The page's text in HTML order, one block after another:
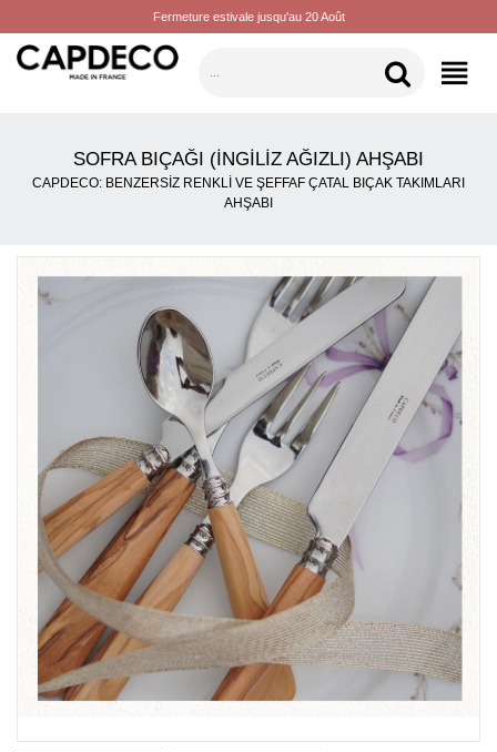
Fermeture estivale jusqu'au 20 Août
KATEGORILER
SOFRA BIÇAĞI (İNGILIZ AĞIZLI) AHŞABI
CAPDECO: BENZERSIZ RENKLI VE ŞEFFAF ÇATAL BIÇAK TAKIMLARI
AHŞABI